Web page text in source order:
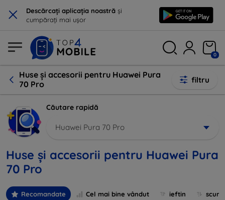
× Descărcați aplicația noastră și
cumpărați mai ușor
0
Huse și accesorii pentru Huawei Pura
70 Pro
filtru
Căutare rapidă
Huawei Pura 70 Pro
Huse și accesorii pentru Huawei Pura
70 Pro
Recomandate Cel mai bine vândut ieftin